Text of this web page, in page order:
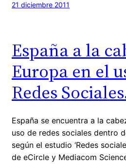
21 diciembre 2011
España a la
Europa en el
Redes
España se encuentra a la
uso de redes sociales dentro
según el estudio ‘Redes
de eCircle y Mediacom